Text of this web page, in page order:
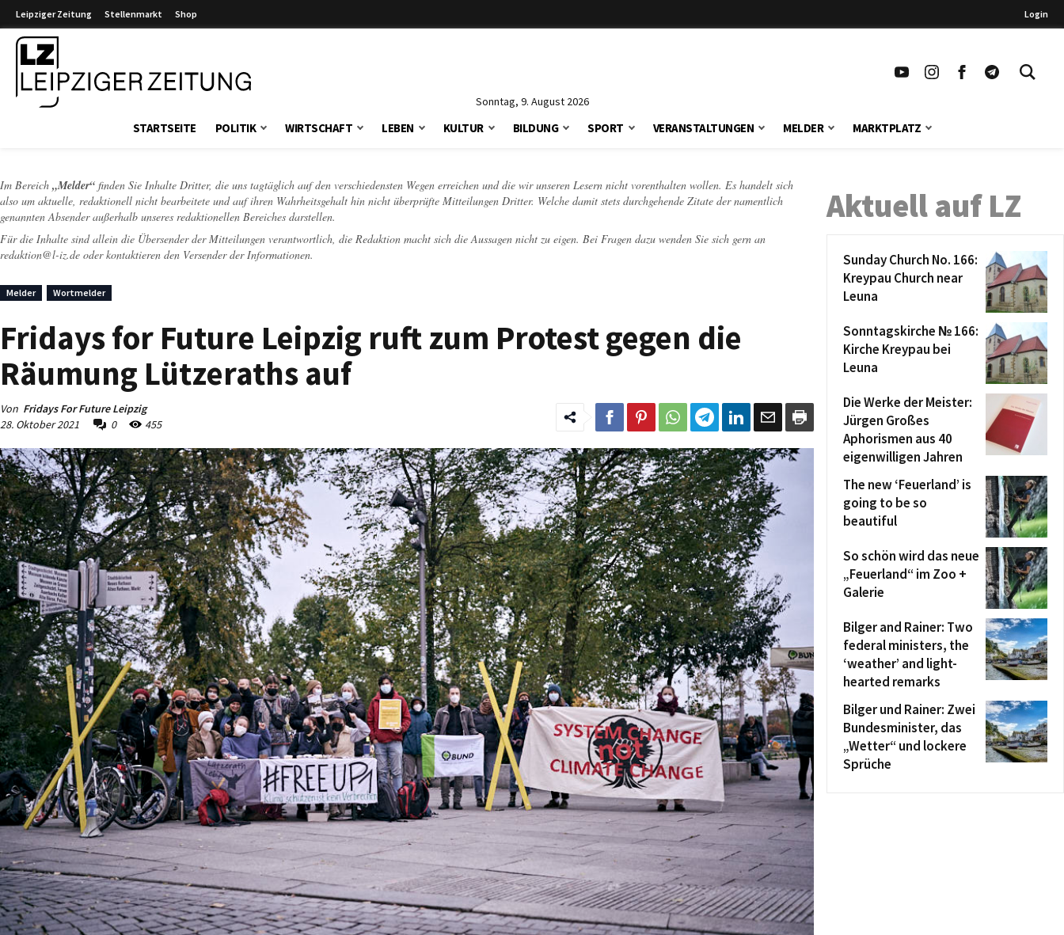
Leipziger Zeitung Stellenmarkt Shop Login
Sonntag, 9. August 2026
STARTSEITE POLITIK WIRTSCHAFT LEBEN KULTUR BILDUNG SPORT VERANSTALTUNGEN MELDER MARKTPLATZ
Im Bereich „Melder“ finden Sie Inhalte Dritter, die uns tagtäglich auf den verschiedensten Wegen erreichen und die wir unseren Lesern nicht vorenthalten wollen. Es handelt sich
also um aktuelle, redaktionell nicht bearbeitete und auf ihren Wahrheitsgehalt hin nicht überprüfte Mitteilungen Dritter. Welche damit stets durchgehende Zitate der namentlich
genannten Absender außerhalb unseres redaktionellen Bereiches darstellen.
Für die Inhalte sind allein die Übersender der Mitteilungen verantwortlich, die Redaktion macht sich die Aussagen nicht zu eigen. Bei Fragen dazu wenden Sie sich gern an
redaktion@l-iz.de oder kontaktieren den Versender der Informationen.
Melder Wortmelder
Fridays for Future Leipzig ruft zum Protest gegen die
Räumung Lützeraths auf
Von Fridays For Future Leipzig
28. Oktober 2021
0 455
Aktuell auf LZ
Sunday Church No. 166:
Kreypau Church near
Leuna
Sonntagskirche № 166:
Kirche Kreypau bei
Leuna
Die Werke der Meister:
Jürgen Großes
Aphorismen aus 40
eigenwilligen Jahren
The new ‘Feuerland’ is
going to be so
beautiful
So schön wird das neue
„Feuerland“ im Zoo +
Galerie
Bilger and Rainer: Two
federal ministers, the
‘weather’ and light-
hearted remarks
Bilger und Rainer: Zwei
Bundesminister, das
„Wetter“ und lockere
Sprüche